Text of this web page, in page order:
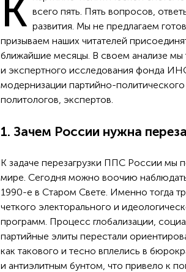
К всего пять. Пять вопросов,
развития. Мы не предлагаем
призываем наших читателей
ближайшие месяцы. В своем анализе мы
и экспертного исследования фонда
модернизации партийно-политического
политологов, экспертов.
1. Зачем России нужна
К задаче перезагрузки ППС России мы
мире. Сегодня можно воочию
1990-е в Старом Свете. Именно тогда
четкого электорального и
программ. Процесс глобализации,
партийные элиты перестали
как такового и тесно вплелись в
и антиэлитным бунтом, что привело к